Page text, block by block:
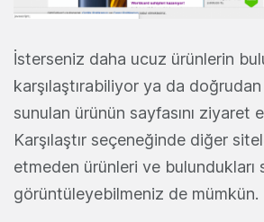
İsterseniz daha ucuz ürünlerin
karşılaştırabiliyor ya da
sunulan ürünün sayfasını ziyaret
Karşılaştır seçeneğinde diğer
etmeden ürünleri ve bulundukları
görüntüleyebilmeniz de mümkün.